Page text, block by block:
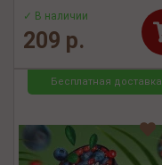
✓ В наличии
209 р.
Бесплатная доставка